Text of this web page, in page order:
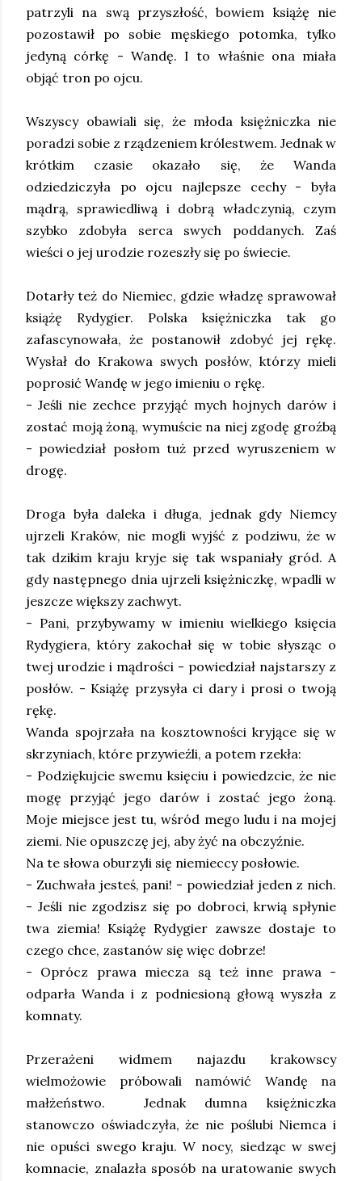
patrzyli na swą przyszłość, bowiem książę nie
pozostawił po sobie męskiego potomka, tylko
jedyną córkę - Wandę. I to właśnie ona miała
objąć tron po ojcu.
Wszyscy obawiali się, że młoda księżniczka nie
poradzi sobie z rządzeniem królestwem. Jednak w
krótkim czasie okazało się, że Wanda
odziedziczyła po ojcu najlepsze cechy - była
mądrą, sprawiedliwą i dobrą władczynią, czym
szybko zdobyła serca swych poddanych. Zaś
wieści o jej urodzie rozeszły się po świecie.
Dotarły też do Niemiec, gdzie władzę sprawował
książę Rydygier. Polska księżniczka tak go
zafascynowała, że postanowił zdobyć jej rękę.
Wysłał do Krakowa swych posłów, którzy mieli
poprosić Wandę w jego imieniu o rękę.
- Jeśli nie zechce przyjąć mych hojnych darów i
zostać moją żoną, wymuście na niej zgodę groźbą
- powiedział posłom tuż przed wyruszeniem w
drogę.
Droga była daleka i długa, jednak gdy Niemcy
ujrzeli Kraków, nie mogli wyjść z podziwu, że w
tak dzikim kraju kryje się tak wspaniały gród. A
gdy następnego dnia ujrzeli księżniczkę, wpadli w
jeszcze większy zachwyt.
- Pani, przybywamy w imieniu wielkiego księcia
Rydygiera, który zakochał się w tobie słysząc o
twej urodzie i mądrości - powiedział najstarszy z
posłów. - Książę przysyła ci dary i prosi o twoją
rękę.
Wanda spojrzała na kosztowności kryjące się w
skrzyniach, które przywieźli, a potem rzekła:
- Podziękujcie swemu księciu i powiedzcie, że nie
mogę przyjąć jego darów i zostać jego żoną.
Moje miejsce jest tu, wśród mego ludu i na mojej
ziemi. Nie opuszczę jej, aby żyć na obczyźnie.
Na te słowa oburzyli się niemieccy posłowie.
- Zuchwała jesteś, pani! - powiedział jeden z nich.
- Jeśli nie zgodzisz się po dobroci, krwią spłynie
twa ziemia! Książę Rydygier zawsze dostaje to
czego chce, zastanów się więc dobrze!
- Oprócz prawa miecza są też inne prawa -
odparła Wanda i z podniesioną głową wyszła z
komnaty.
Przerażeni widmem najazdu krakowscy
wielmożowie próbowali namówić Wandę na
małżeństwo. Jednak dumna księżniczka
stanowczo oświadczyła, że nie poślubi Niemca i
nie opuści swego kraju. W nocy, siedząc w swej
komnacie, znalazła sposób na uratowanie swych